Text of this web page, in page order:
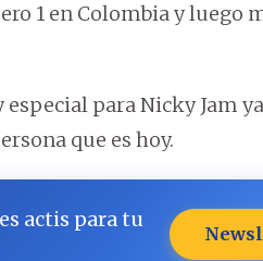
1 en Colombia y luego
para Nicky Jam
que es hoy.
actis para tu